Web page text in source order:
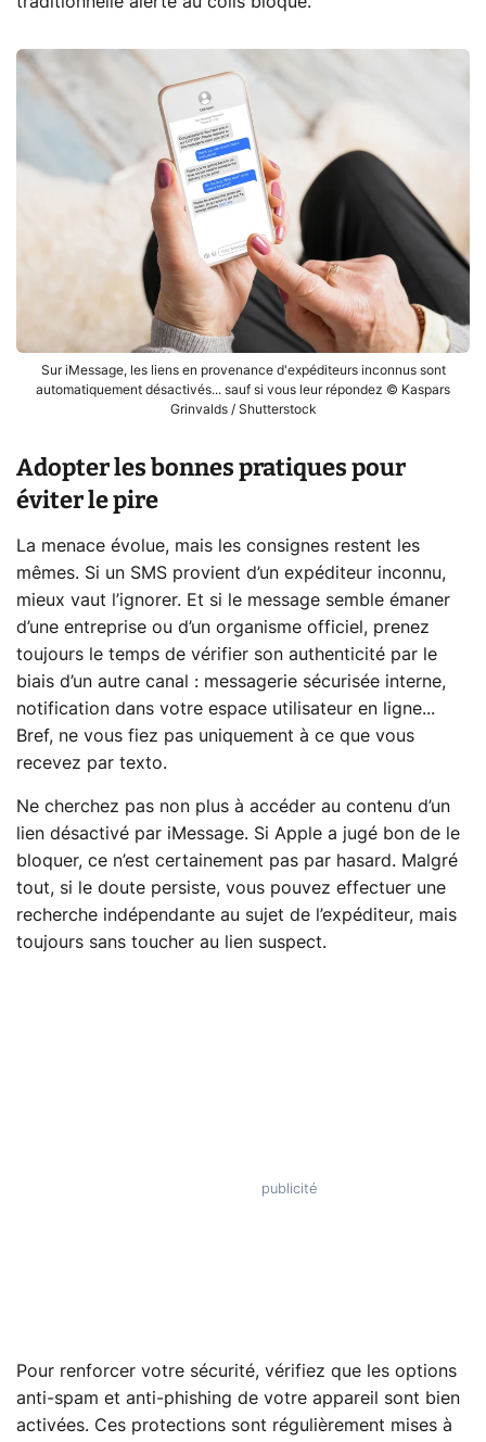
Sur iMessage, les liens en provenance d'expéditeurs inconnus sont
automatiquement désactivés... sauf si vous leur répondez © Kaspars
Grinvalds / Shutterstock
Adopter les bonnes pratiques pour
éviter le pire
La menace évolue, mais les consignes restent les
mêmes. Si un SMS provient d’un expéditeur inconnu,
mieux vaut l’ignorer. Et si le message semble émaner
d’une entreprise ou d’un organisme officiel, prenez
toujours le temps de vérifier son authenticité par le
biais d’un autre canal : messagerie sécurisée interne,
notification dans votre espace utilisateur en ligne...
Bref, ne vous fiez pas uniquement à ce que vous
recevez par texto.
Ne cherchez pas non plus à accéder au contenu d’un
lien désactivé par iMessage. Si Apple a jugé bon de le
bloquer, ce n’est certainement pas par hasard. Malgré
tout, si le doute persiste, vous pouvez effectuer une
recherche indépendante au sujet de l’expéditeur, mais
toujours sans toucher au lien suspect.
Pour renforcer votre sécurité, vérifiez que les options
anti-spam et anti-phishing de votre appareil sont bien
activées. Ces protections sont régulièrement mises à